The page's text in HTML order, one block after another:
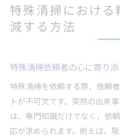
特殊清掃におけ
減する方法
特殊清掃依頼者の心に寄り
特殊清掃を依頼する際、依頼
トが不可欠です。突然の出来
は、専門知識だけでなく、依
応が求められます。例えば、